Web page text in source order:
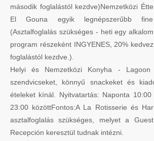
második foglalástól kezdve)Nemzetközi
El Gouna egyik legnépszerűbb
(Asztalfoglalás szükséges - heti egy
program részeként INGYENES, 20%
foglalástól kezdve.).
Helyi és Nemzetközi Konyha - Lagoon
szendvicseket, könnyű snackeket és
ételeket kínál. Nyitvatartás: Naponta
23:00 közöttFontos:A La Rotisserie és
asztalfoglalás szükséges, melyet a
Recepción keresztül tudnak intézni.